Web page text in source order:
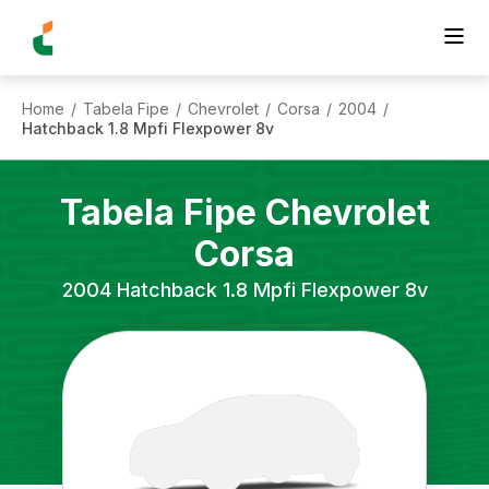
Home / Tabela Fipe / Chevrolet / Corsa / 2004 /
Hatchback 1.8 Mpfi Flexpower 8v
Tabela Fipe Chevrolet
Corsa
2004 Hatchback 1.8 Mpfi Flexpower 8v